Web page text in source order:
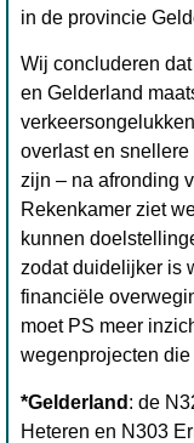
in de provincie
Wij concluderen
en Gelderland
overlast en
zijn – na afronding
Rekenkamer ziet
kunnen
zodat duidelijker is
financiële
moet PS meer
wegenprojecten
*Gelderland : de
Heteren en N303